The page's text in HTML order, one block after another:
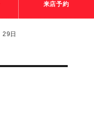
来店予約
29日